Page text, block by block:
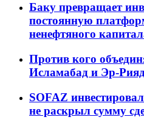
Баку превращает
постоянную
ненефтяного
Против кого
Исламабад и Эр-
SOFAZ
не раскрыл сумму